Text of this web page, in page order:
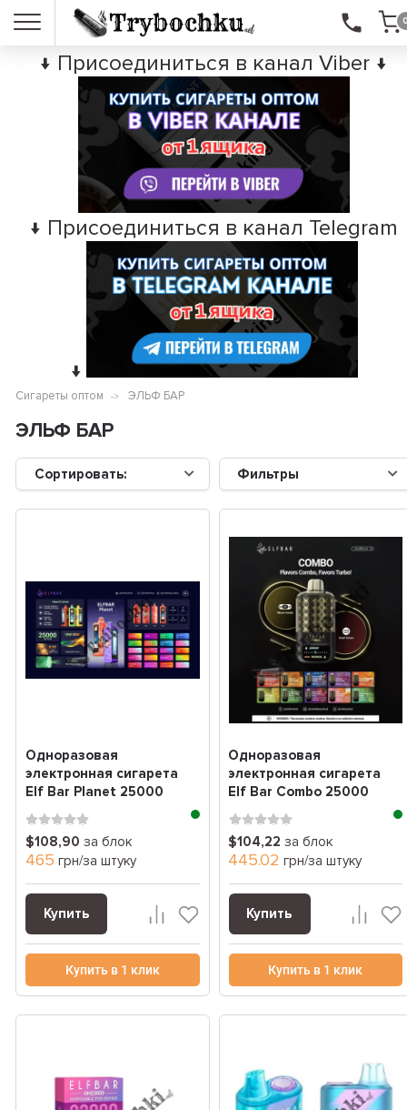
↓ Присоединиться в канал Viber ↓
↓ Присоединиться в канал Telegram
↓
Сигареты оптом ЭЛЬФ БАР
ЭЛЬФ БАР
Сортировать: Фильтры
Одноразовая
электронная сигарета
Elf Bar Planet 25000
(Эльф Планет бар
25000...
$108,90 за блок
465 грн/за штуку
Купить
Купить в 1 клик
Одноразовая
электронная сигарета
Elf Bar Combo 25000
(Эльф бар Комбо 25000
З...
$104,22 за блок
445.02 грн/за штуку
Купить
Купить в 1 клик